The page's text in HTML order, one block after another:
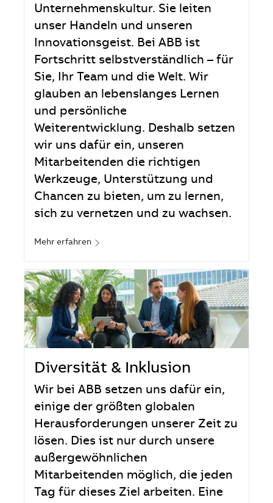
Unternehmenskultur. Sie leiten
unser Handeln und unseren
Innovationsgeist. Bei ABB ist
Fortschritt selbstverständlich – für
Sie, Ihr Team und die Welt. Wir
glauben an lebenslanges Lernen
und persönliche
Weiterentwicklung. Deshalb setzen
wir uns dafür ein, unseren
Mitarbeitenden die richtigen
Werkzeuge, Unterstützung und
Chancen zu bieten, um zu lernen,
sich zu vernetzen und zu wachsen.
Mehr erfahren
Diversität & Inklusion
Wir bei ABB setzen uns dafür ein,
einige der größten globalen
Herausforderungen unserer Zeit zu
lösen. Dies ist nur durch unsere
außergewöhnlichen
Mitarbeitenden möglich, die jeden
Tag für dieses Ziel arbeiten. Eine